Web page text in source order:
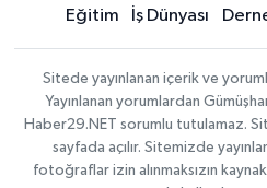
Eğitim
İş Dünyası
Sitede yayınlanan içerik ve
Yayınlanan yorumlardan
Haber29.NET sorumlu tutulamaz.
sayfada açılır. Sitemizde
fotoğraflar izin alınmaksızın